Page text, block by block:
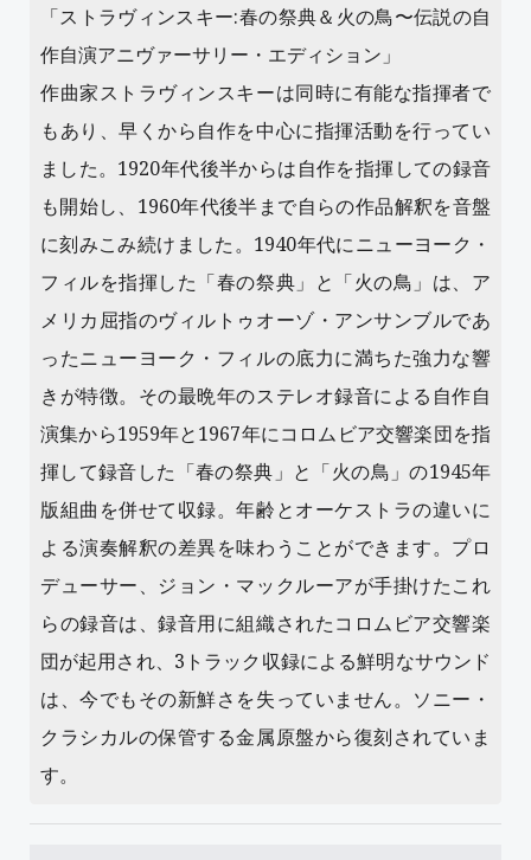
「ストラヴィンスキー:春の祭典＆火の鳥〜伝説の自
作自演アニヴァーサリー・エディション」
作曲家ストラヴィンスキーは同時に有能な指揮者で
もあり、早くから自作を中心に指揮活動を行ってい
ました。1920年代後半からは自作を指揮しての録音
も開始し、1960年代後半まで自らの作品解釈を音盤
に刻みこみ続けました。1940年代にニューヨーク・
フィルを指揮した「春の祭典」と「火の鳥」は、ア
メリカ屈指のヴィルトゥオーゾ・アンサンブルであ
ったニューヨーク・フィルの底力に満ちた強力な響
きが特徴。その最晩年のステレオ録音による自作自
演集から1959年と1967年にコロムビア交響楽団を指
揮して録音した「春の祭典」と「火の鳥」の1945年
版組曲を併せて収録。年齢とオーケストラの違いに
よる演奏解釈の差異を味わうことができます。プロ
デューサー、ジョン・マックルーアが手掛けたこれ
らの録音は、録音用に組織されたコロムビア交響楽
団が起用され、3トラック収録による鮮明なサウンド
は、今でもその新鮮さを失っていません。ソニー・
クラシカルの保管する金属原盤から復刻されていま
す。